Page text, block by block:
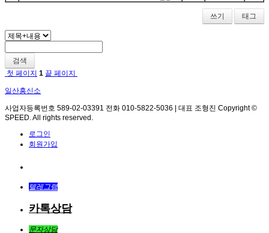
쓰기 태그
검색
첫 페이지 1 끝 페이지
일산흥신소
사업자등록번호 589-02-03391 전화 010-5822-5036 | 대표 조형진 Copyright ©
SPEED. All rights reserved.
로그인
회원가입
텔레그램
카톡상담
문자상담